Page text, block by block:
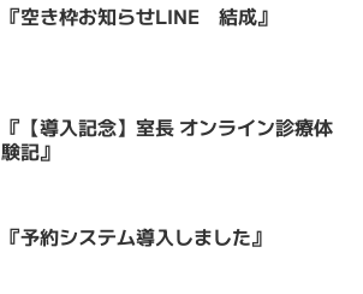
『空き枠お知らせLINE 結成』
『【導入記念】室長 オンライン診療体
験記』
『予約システム導入しました』